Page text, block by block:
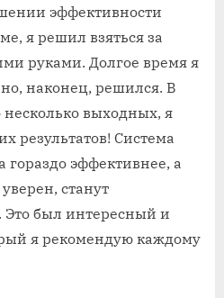
эффективности
я решил взяться за
руками. Долгое время я
наконец, решился. В
несколько выходных, я
результатов! Система
гораздо эффективнее, а
станут
был интересный и
я рекомендую каждому